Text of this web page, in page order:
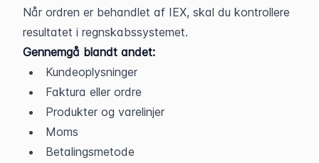
Når ordren er behandlet af IEX, skal du kontrollere
resultatet i regnskabssystemet.
Gennemgå blandt andet:
Kundeoplysninger
Faktura eller ordre
Produkter og varelinjer
Moms
Betalingsmetode